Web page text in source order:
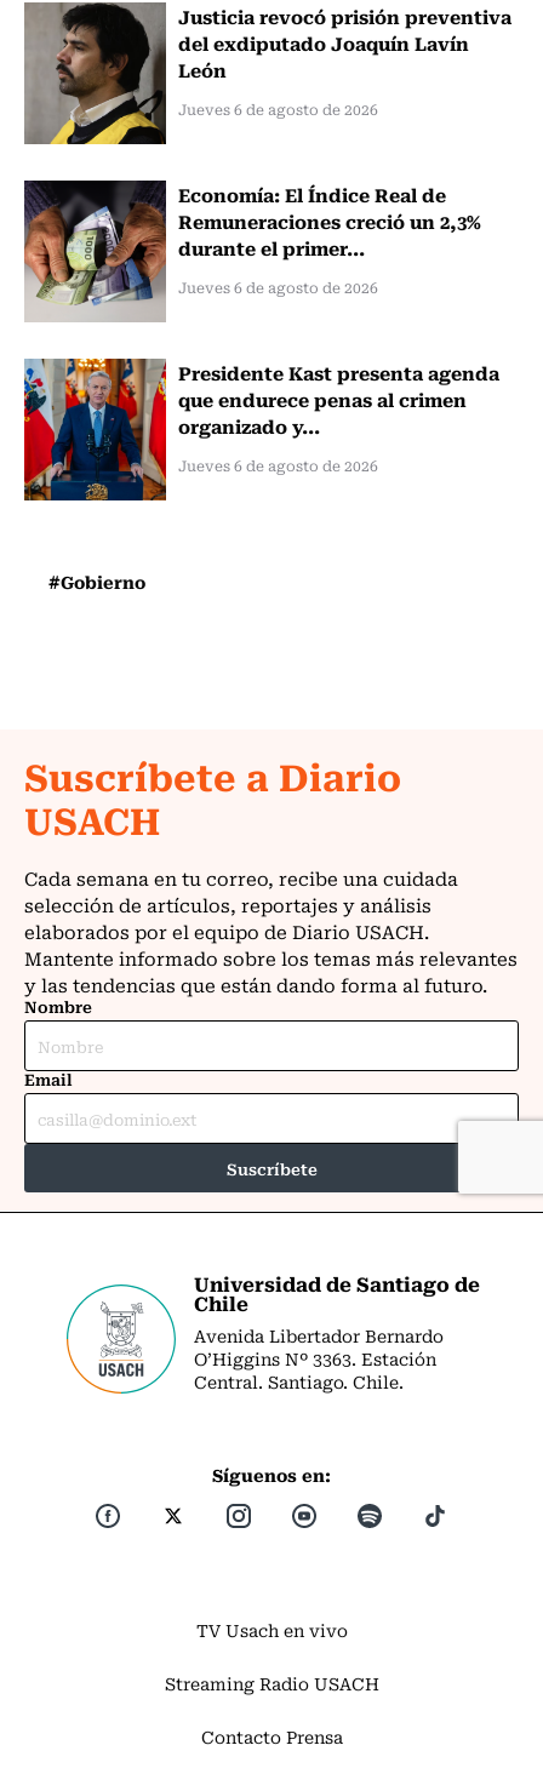
Justicia revocó prisión preventiva
del exdiputado Joaquín Lavín
León
Jueves 6 de agosto de 2026
Economía: El Índice Real de
Remuneraciones creció un 2,3%
durante el primer...
Jueves 6 de agosto de 2026
Presidente Kast presenta agenda
que endurece penas al crimen
organizado y...
Jueves 6 de agosto de 2026
#Gobierno
Universidad de Santiago de
Chile
Avenida Libertador Bernardo
O’Higgins Nº 3363. Estación
Central. Santiago. Chile.
Síguenos en:
TV Usach en vivo
Streaming Radio USACH
Contacto Prensa